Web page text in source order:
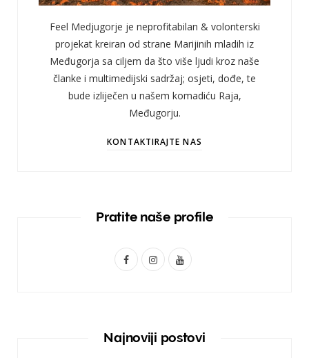
Feel Medjugorje je neprofitabilan & volonterski
projekat kreiran od strane Marijinih mladih iz
Međugorja sa ciljem da što više ljudi kroz naše
članke i multimedijski sadržaj; osjeti, dođe, te
bude izliječen u našem komadiću Raja,
Međugorju.
KONTAKTIRAJTE NAS
Pratite naše profile
F
I
t
Y
T
Najnoviji postovi